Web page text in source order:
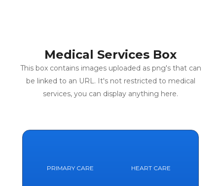
Medical Services Box
This box contains images uploaded as png's that can
be linked to an URL. It's not restricted to medical
services, you can display anything here.
PRIMARY CARE HEART CARE